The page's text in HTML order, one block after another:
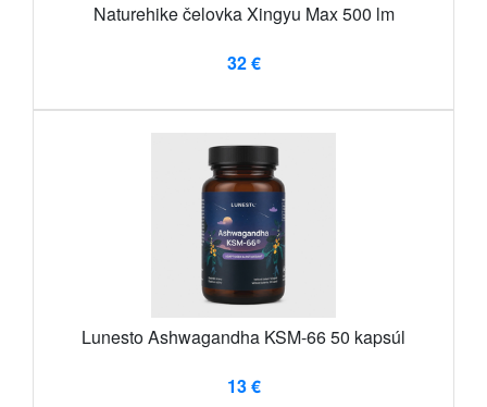
Naturehike čelovka Xingyu Max 500 lm
32 €
Lunesto Ashwagandha KSM-66 50 kapsúl
13 €